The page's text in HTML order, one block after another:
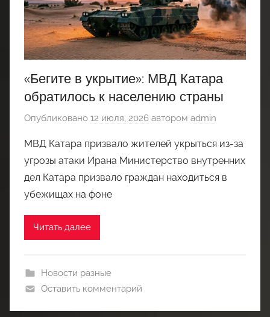
«Бегите в укрытие»: МВД Катара
обратилось к населению страны
Опубликовано 12 июля, 2026 автором admin
МВД Катара призвало жителей укрыться из-за
угрозы атаки Ирана Министерство внутренних
дел Катара призвало граждан находиться в
убежищах на фоне
Читать далее
Новости разные
Оставить комментарий